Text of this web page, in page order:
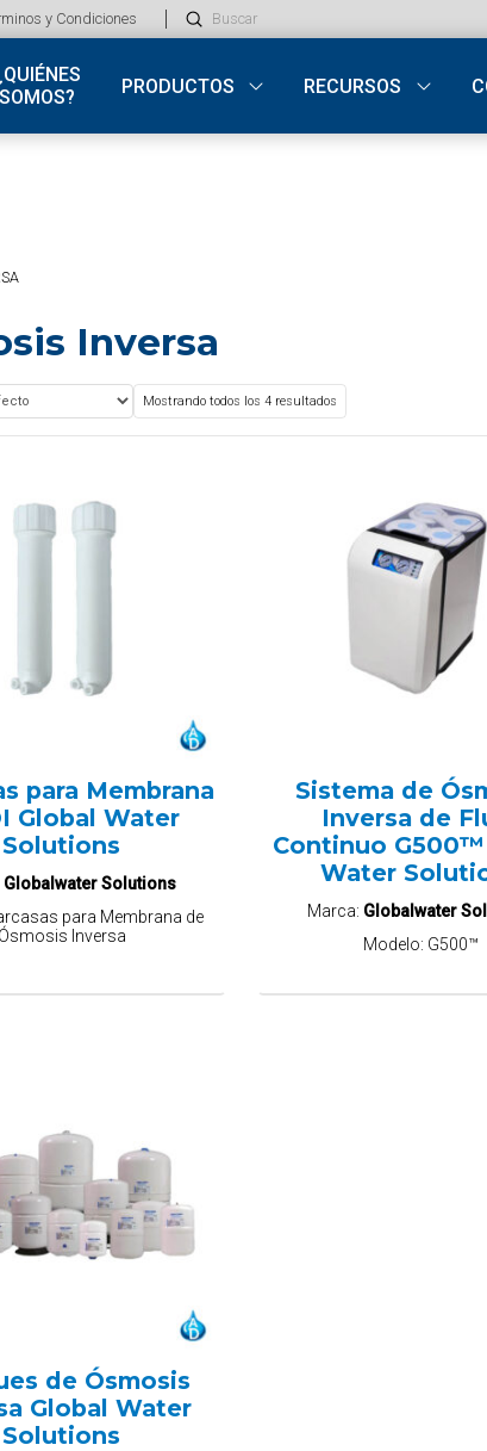
y Condiciones
Search
Submit
SOMOS?
PRODUCTOS RECURSOS
Inversa
Mostrando todos los 4 resultados
para Membrana
Global Water
Solutions
Globalwater Solutions
para Membrana de
Ósmosis Inversa
Sistema de
Inversa de
Continuo G500™
Water
Marca: Globalwater
Modelo: G500™
de Ósmosis
Global Water
Solutions